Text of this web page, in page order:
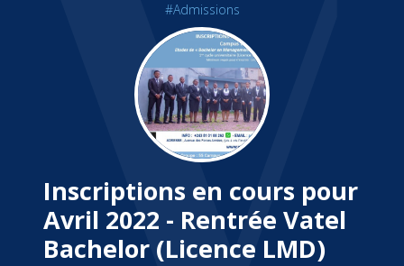
#Admissions
Inscriptions en cours pour
Avril 2022 - Rentrée Vatel
Bachelor (Licence LMD)